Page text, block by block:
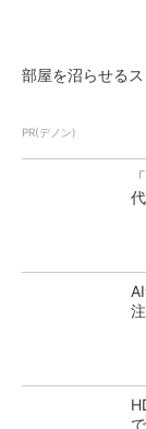
部屋を沼らせる
PR(デノン)